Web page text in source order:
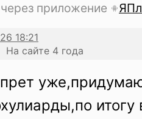
приложение
На сайте 4 года
итогу